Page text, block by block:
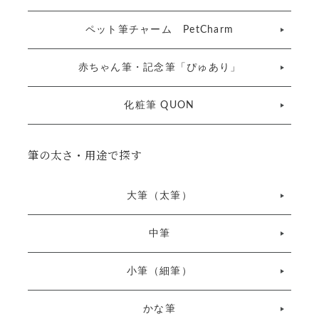
ペット筆チャーム PetCharm
赤ちゃん筆・記念筆「ぴゅあり」
化粧筆 QUON
筆の太さ・用途で探す
大筆（太筆）
中筆
小筆（細筆）
かな筆